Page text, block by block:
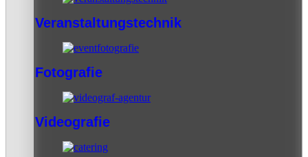
Veranstaltungstechnik
Fotografie
Videografie